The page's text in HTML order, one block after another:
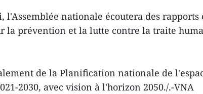
l'Assemblée nationale écoutera des
la prévention et la lutte contre la traite
de la Planification nationale de
2030, avec vision à l'horizon 2050./.-VNA